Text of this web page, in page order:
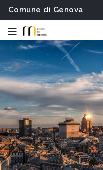
Comune di Genova